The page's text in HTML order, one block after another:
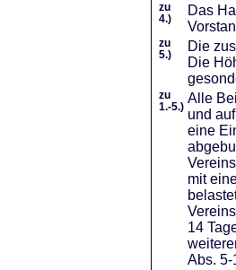
zu
4.)
Das
zu
5.)
Die
Die
zu
1.-5.)
Alle
und
eine
mit
14
Abs.